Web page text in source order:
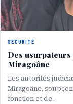
SÉCURITÉ
Des
Miragoâne
Les autorités
Miragoâne,
fonction et de...